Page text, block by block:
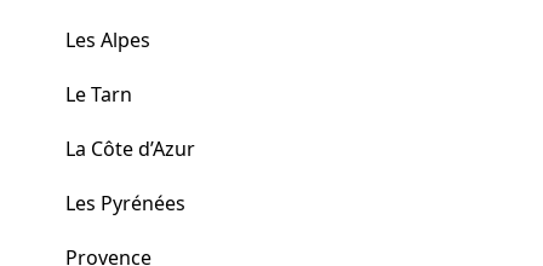
Les Alpes
Le Tarn
La Côte d’Azur
Les Pyrénées
Provence